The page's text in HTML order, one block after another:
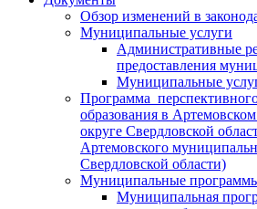
Обзор изменений в
Муниципальные услуги
Административные
предоставления
Муниципальные
Программа
образования в
округе Свердловской
Артемовского
Свердловской области)
Муниципальные
Муниципальная